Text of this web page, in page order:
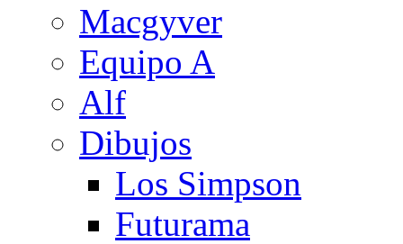
Macgyver
Equipo A
Alf
Dibujos
Los Simpson
Futurama